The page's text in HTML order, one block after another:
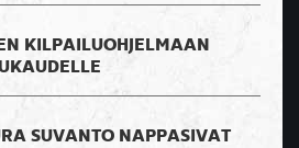
KILPAILUOHJELMAAN
SUVANTO NAPPASIVAT